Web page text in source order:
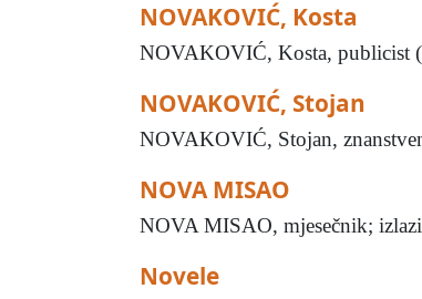
NOVAKOVIĆ, Kosta
NOVAKOVIĆ, Kosta, publicist
NOVAKOVIĆ, Stojan
NOVAKOVIĆ, Stojan,
NOVA MISAO
NOVA MISAO, mjesečnik;
Novele